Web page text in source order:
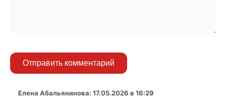
Отправить комментарий
Елена Абальянинова: 17.05.2026 в 16:29